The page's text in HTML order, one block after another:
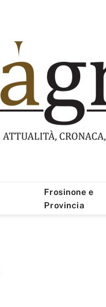
Frosinone e
Provincia